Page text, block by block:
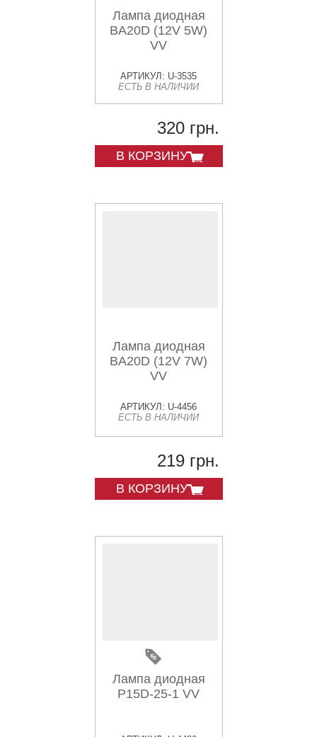
Лампа диодная
BA20D (12V 5W)
VV
АРТИКУЛ: U-3535
ЕСТЬ В НАЛИЧИИ
320 грн.
В КОРЗИНУ
Лампа диодная
BA20D (12V 7W)
VV
АРТИКУЛ: U-4456
ЕСТЬ В НАЛИЧИИ
219 грн.
В КОРЗИНУ
Лампа диодная
P15D-25-1 VV